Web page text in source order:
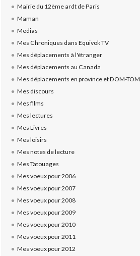
Mairie du 12ème ardt de Paris
Maman
Medias
Mes Chroniques dans Equivok TV
Mes déplacements à l'étranger
Mes déplacements au Canada
Mes déplacements en province et DOM-TOM
Mes discours
Mes films
Mes lectures
Mes Livres
Mes loisirs
Mes notes de lecture
Mes Tatouages
Mes voeux pour 2006
Mes voeux pour 2007
Mes voeux pour 2008
Mes voeux pour 2009
Mes voeux pour 2010
Mes voeux pour 2011
Mes voeux pour 2012